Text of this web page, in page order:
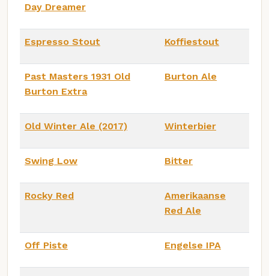
Day Dreamer
Espresso Stout Koffiestout
Past Masters 1931 Old
Burton Extra
Burton Ale
Old Winter Ale (2017) Winterbier
Swing Low Bitter
Rocky Red
Amerikaanse
Red Ale
Off Piste Engelse IPA